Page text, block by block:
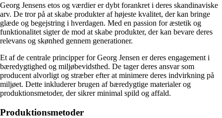
Georg Jensens etos og værdier er dybt forankret i deres skandinaviske
arv. De tror på at skabe produkter af højeste kvalitet, der kan bringe
glæde og begejstring i hverdagen. Med en passion for æstetik og
funktionalitet sigter de mod at skabe produkter, der kan bevare deres
relevans og skønhed gennem generationer.
Et af de centrale principper for Georg Jensen er deres engagement i
bæredygtighed og miljøbevidsthed. De tager deres ansvar som
producent alvorligt og stræber efter at minimere deres indvirkning på
miljøet. Dette inkluderer brugen af bæredygtige materialer og
produktionsmetoder, der sikrer minimal spild og affald.
Produktionsmetoder